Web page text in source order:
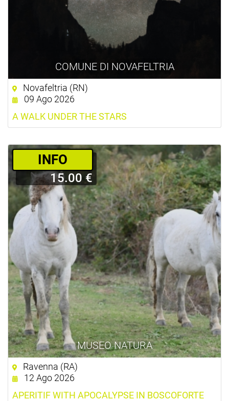
COMUNE DI NOVAFELTRIA
Novafeltria (RN)
09 Ago 2026
A WALK UNDER THE STARS
MUSEO NATURA
­INFO
15.00 €
Ravenna (RA)
12 Ago 2026
APERITIF WITH APOCALYPSE IN BOSCOFORTE